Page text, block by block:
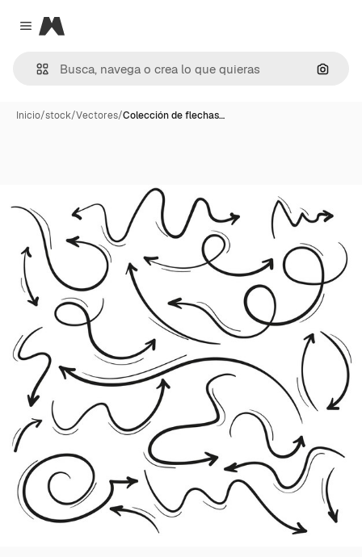
Close menu
Magnific
Inicio/stock/Vectores/Colección de flechas…